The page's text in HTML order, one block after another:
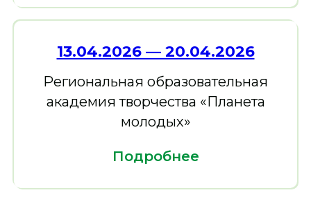
13.04.2026 — 20.04.2026
Региональная образовательная
академия творчества «Планета
молодых»
Подробнее